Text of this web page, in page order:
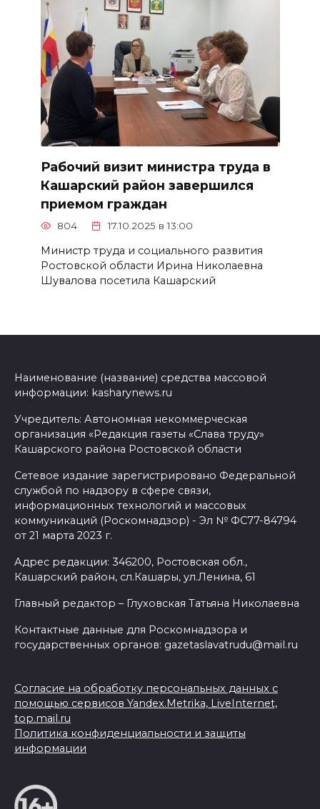
Рабочий визит министра труда в
Кашарский район завершился
приемом граждан
804 17.10.2025 в 13:00
Министр труда и социального развития
Ростовской области Ирина Николаевна
Шувалова посетила Кашарский
Наименование (название) средства массовой
информации: kasharynews.ru
Учредитель: Автономная некоммерческая
организация «Редакция газеты «Слава труду»
Кашарского района Ростовской области
Сетевое издание зарегистрировано Федеральной
службой по надзору в сфере связи,
информационных технологий и массовых
коммуникаций (Роскомнадзор) - Эл № ФС77-84794
от 21 марта 2023 г.
Адрес редакции: 346200, Ростовская обл.,
Кашарский район, сл.Кашары, ул.Ленина, 61
Главный редактор – Глуховская Татьяна Николаевна
Контактные данные для Роскомнадзора и
государственных органов: gazetaslavatrudu@mail.ru
Согласие на обработку персональных данных с
помощью сервисов Yandex.Metrika, LiveInternet,
top.mail.ru
Политика конфиденциальности и защиты
информации